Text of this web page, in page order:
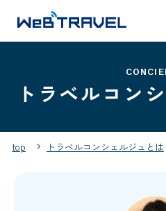
トラベルコン
top トラベルコンシェルジュとは